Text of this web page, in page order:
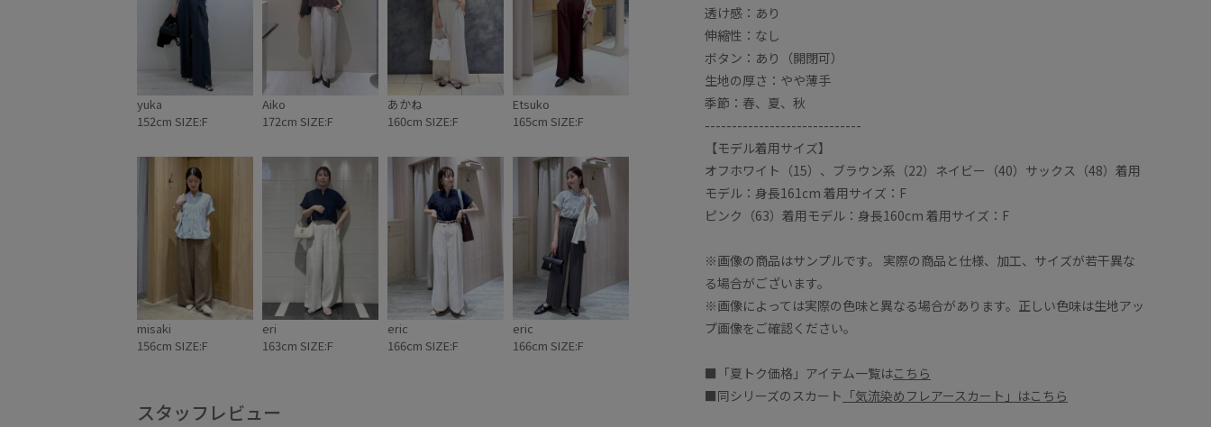
yuka
152cm SIZE:F
Aiko
172cm SIZE:F
あかね
160cm SIZE:F
Etsuko
165cm SIZE:F
misaki
156cm SIZE:F
eri
163cm SIZE:F
eric
166cm SIZE:F
eric
166cm SIZE:F
スタッフレビュー
透け感：あり
伸縮性：なし
ボタン：あり（開閉可）
生地の厚さ：やや薄手
季節：春、夏、秋
-----------------------------
【モデル着用サイズ】
オフホワイト（15）、ブラウン系（22）ネイビー（40）サックス（48）着用
モデル：身長161cm 着用サイズ：F
ピンク（63）着用モデル：身長160cm 着用サイズ：F
※画像の商品はサンプルです。 実際の商品と仕様、加工、サイズが若干異な
る場合がございます。
※画像によっては実際の色味と異なる場合があります。正しい色味は生地アッ
プ画像をご確認ください。
■「夏トク価格」アイテム一覧はこちら
■同シリーズのスカート 「気流染めフレアースカート」はこちら